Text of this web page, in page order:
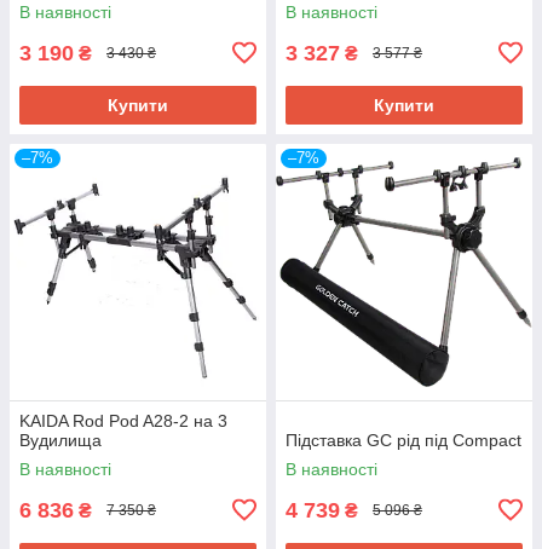
В наявності
3 190 ₴ 3 430 ₴
Купити
В наявності
3 327 ₴ 3 577 ₴
Купити
–7%
KAIDA Rod Pod A28-2 на 3
Вудилища
В наявності
6 836 ₴ 7 350 ₴
–7%
Підставка GC рід під Compact
В наявності
4 739 ₴ 5 096 ₴